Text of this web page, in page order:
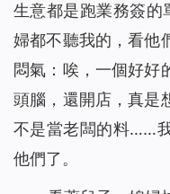
生意都是跑業務簽
婦都不聽我的，看他
悶氣：唉，一個好好
頭腦，還開店，真是
不是當老闆的料……
他們了。